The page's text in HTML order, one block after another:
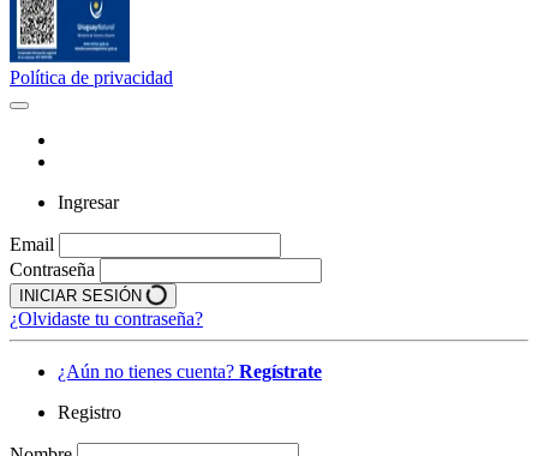
Política de privacidad
Ingresar
Email
Contraseña
INICIAR SESIÓN
¿Olvidaste tu contraseña?
¿Aún no tienes cuenta? Regístrate
Registro